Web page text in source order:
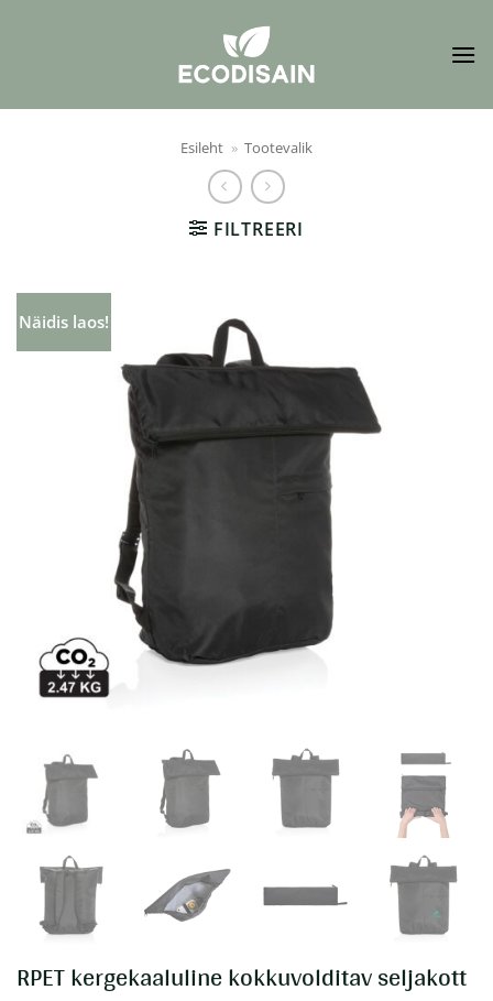
Esileht » Tootevalik
FILTREERI
Näidis laos!
RPET kergekaaluline kokkuvolditav seljakott